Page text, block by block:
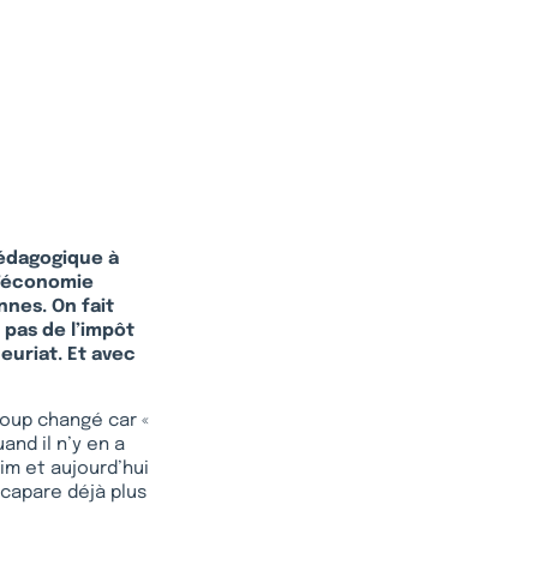
à
On fait
de l’impôt
Et avec
changé car «
il n’y en a
et aujourd’hui
déjà plus